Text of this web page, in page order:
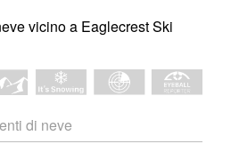
vicino a Eaglecrest Ski
di neve